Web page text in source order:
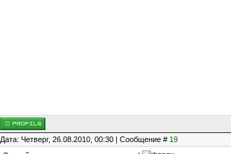
Дата: Четверг, 26.08.2010, 00:30 | Сообщение # 19